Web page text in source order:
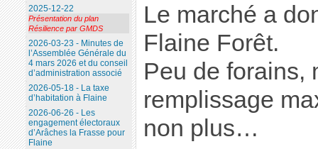
Le marché a
Flaine Forêt.
Peu de forains,
remplissage
non plus…
2025-12-22
Présentation du plan
Résilience par GMDS
2026-03-23 - Minutes de
l’Assemblée Générale du
4 mars 2026 et du conseil
d’administration associé
2026-05-18 - La taxe
d’habitation à Flaine
2026-06-26 - Les
engagement électoraux
d’Arâches la Frasse pour
Flaine